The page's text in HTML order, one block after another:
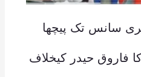
سانس تک پیچھا
فاروق حیدر کیخلاف